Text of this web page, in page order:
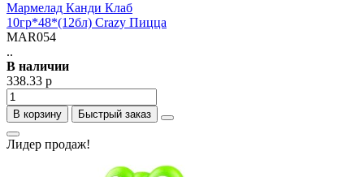
Мармелад Канди Клаб
10гр*48*(12бл) Crazy Пицца
MAR054
..
В наличии
338.33 р
В корзину Быстрый заказ
Лидер продаж!